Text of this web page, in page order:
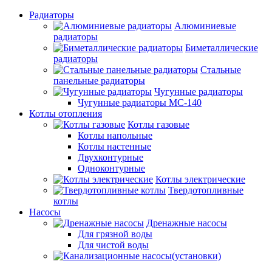
Радиаторы
Алюминиевые
радиаторы
Биметаллические
радиаторы
Стальные
панельные радиаторы
Чугунные радиаторы
Чугунные радиаторы МС-140
Котлы отопления
Котлы газовые
Котлы напольные
Котлы настенные
Двухконтурные
Одноконтурные
Котлы электрические
Твердотопливные
котлы
Насосы
Дренажные насосы
Для грязной воды
Для чистой воды